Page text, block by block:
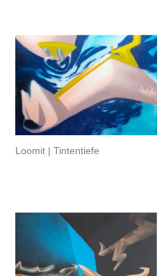
Loomit | Tintentiefe